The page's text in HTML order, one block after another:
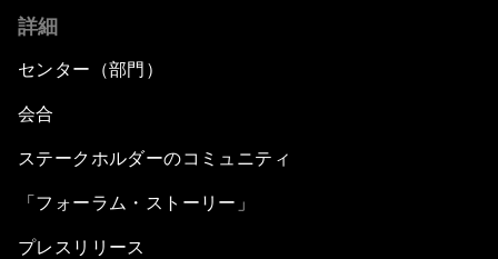
詳細
センター（部門）
会合
ステークホルダーのコミュニティ
「フォーラム・ストーリー」
プレスリリース